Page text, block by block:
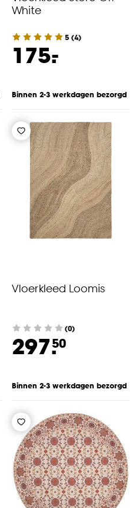
White
5 (4)
175.
-
Binnen 2-3 werkdagen bezorgd
Vloerkleed Loomis
(0)
297.50
Binnen 2-3 werkdagen bezorgd